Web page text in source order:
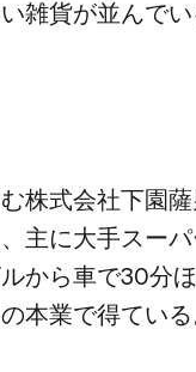
雑貨が​並んで
株式会社下園
主に​大手スー
から​車で​30分
本業で​得ている